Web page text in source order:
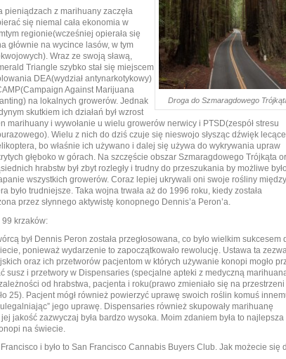
Droga do Szmaragdowego
pieniądzach z marihuany zaczęła
się niemal cała ekonomia w
regionie(wcześniej opierała się
głównie na wycince lasów, w tym
Wraz ze swoją sławą,
Triangle szybko stał się miejscem
DEA(wydział antynarkotykowy)
Against Marijuana
na lokalnych growerów. Jednak
skutkiem ich działań był wzrost
marihuany i wywołanie u wielu growerów nerwicy i PTSD(zespół stresu
Wielu z nich do dziś czuje się nieswojo słysząc dźwięk
bo właśnie ich używano i dalej się używa do wykrywania upraw
głęboko w górach. Na szczęście obszar Szmaragdowego Trójkąta
hrabstw był zbyt rozległy i trudny do przeszukania by możliwe było
wszystkich growerów. Coraz lepiej ukrywali oni swoje rośliny między
było trudniejsze. Taka wojna trwała aż do 1996 roku, kiedy została
przez słynnego aktywistę konopnego Dennis’a Peron’a.
krzaków:
był Dennis Peron została przegłosowana, co było wielkim sukcesem
ponieważ wydarzenie to zapoczątkowało rewolucję. Ustawa ta
oraz ich przetworów pacjentom w których używanie konopi mogło
susz i przetwory w Dispensaries (specjalne apteki z medyczną
od hrabstwa, pacjenta i roku(prawo zmieniało się na
25). Pacjent mógł również powierzyć uprawę swoich roślin komuś
jego uprawę. Dispensaries również skupowały marihuanę
jakość zazwyczaj była bardzo wysoka. Moim zdaniem była to najlepsza
na świecie.
i było to San Francisco Cannabis Buyers Club. Jak możecie się